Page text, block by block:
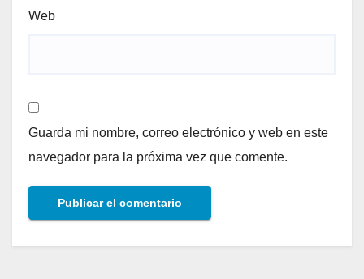
Web
Guarda mi nombre, correo electrónico y web en este
navegador para la próxima vez que comente.